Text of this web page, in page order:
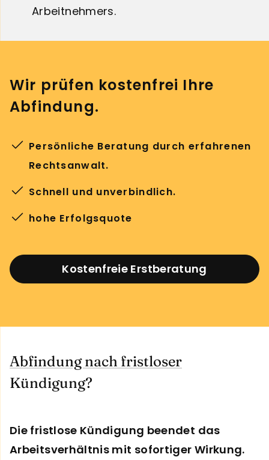
Arbeitnehmers.
Wir prüfen kostenfrei Ihre
Abfindung.
Persönliche Beratung durch erfahrenen
Rechtsanwalt.
Schnell und unverbindlich.
hohe Erfolgsquote
Kostenfreie Erstberatung
Abfindung nach fristloser
Kündigung?
Die fristlose Kündigung beendet das
Arbeitsverhältnis mit sofortiger Wirkung.